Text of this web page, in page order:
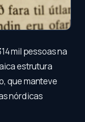
mil pessoas na
estrutura
que manteve
nórdicas